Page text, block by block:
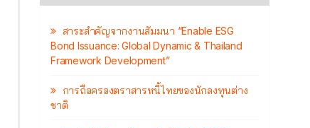
สาระสำคัญจากงานสัมมนา “Enable ESG
Bond Issuance: Global Dynamic & Thailand
Framework Development”
การถือครองตราสารหนี้ไทยของนักลงทุนต่าง
ชาติ